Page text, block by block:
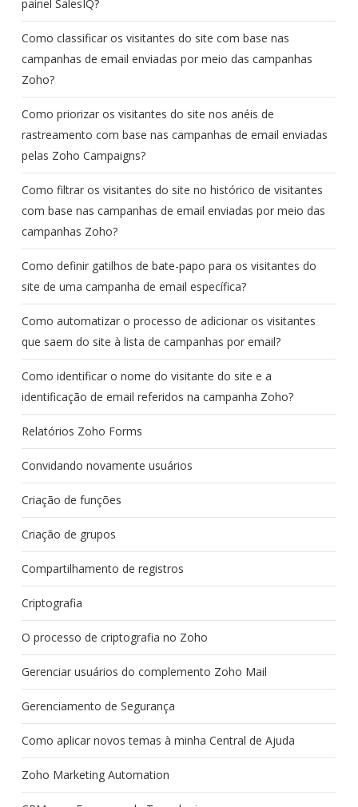
painel SalesIQ?
Como classificar os visitantes do site com base nas
campanhas de email enviadas por meio das campanhas
Zoho?
Como priorizar os visitantes do site nos anéis de
rastreamento com base nas campanhas de email enviadas
pelas Zoho Campaigns?
Como filtrar os visitantes do site no histórico de visitantes
com base nas campanhas de email enviadas por meio das
campanhas Zoho?
Como definir gatilhos de bate-papo para os visitantes do
site de uma campanha de email específica?
Como automatizar o processo de adicionar os visitantes
que saem do site à lista de campanhas por email?
Como identificar o nome do visitante do site e a
identificação de email referidos na campanha Zoho?
Relatórios Zoho Forms
Convidando novamente usuários
Criação de funções
Criação de grupos
Compartilhamento de registros
Criptografia
O processo de criptografia no Zoho
Gerenciar usuários do complemento Zoho Mail
Gerenciamento de Segurança
Como aplicar novos temas à minha Central de Ajuda
Zoho Marketing Automation